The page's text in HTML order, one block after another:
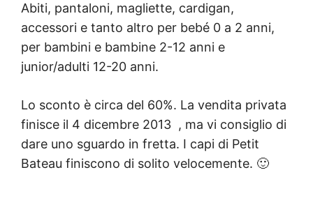
Abiti, pantaloni, magliette, cardigan,
accessori e tanto altro per bebé 0 a 2 anni,
per bambini e bambine 2-12 anni e
junior/adulti 12-20 anni.
Lo sconto è circa del 60%. La vendita privata
finisce il 4 dicembre 2013 , ma vi consiglio di
dare uno sguardo in fretta. I capi di Petit
Bateau finiscono di solito velocemente. 🙂